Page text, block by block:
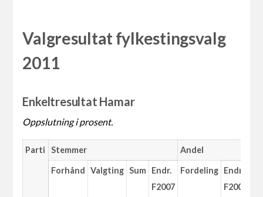
Valgresultat fylkestingsvalg
2011
Enkeltresultat Hamar
Oppslutning i prosent.
Parti Stemmer Andel
Forhånd Valgting Sum Endr.
F2007
Fordeling Endr.
F2007